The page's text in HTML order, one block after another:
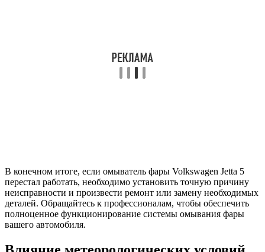
В конечном итоге, если омыватель фары Volkswagen Jetta 5
перестал работать, необходимо установить точную причину
неисправности и произвести ремонт или замену необходимых
деталей. Обращайтесь к профессионалам, чтобы обеспечить
полноценное функционирование системы омывания фары
вашего автомобиля.